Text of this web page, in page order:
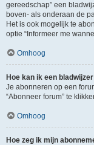
gereedschap” een
boven- als onderaan de
Het is ook mogelijk te
optie “Informeer me
Omhoog
Hoe kan ik een
Je abonneren op een
“Abonneer forum” te
Omhoog
Hoe zeg ik mijn